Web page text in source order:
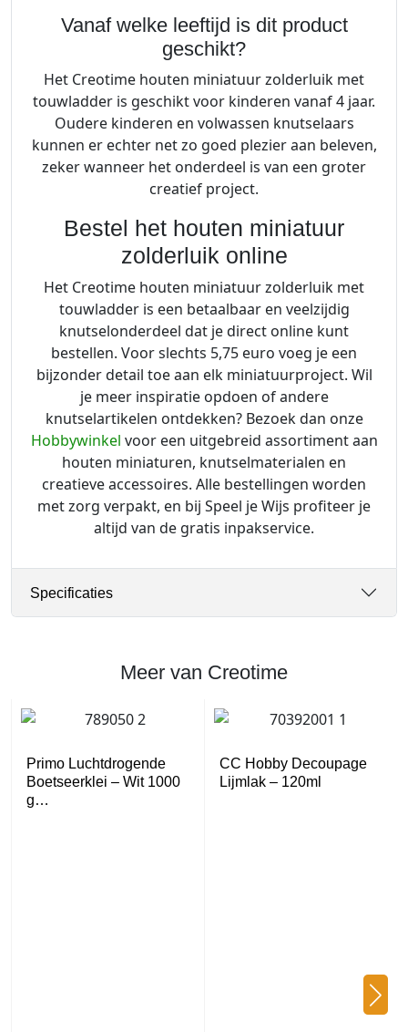
Vanaf welke leeftijd is dit product
geschikt?
Het Creotime houten miniatuur zolderluik met
touwladder is geschikt voor kinderen vanaf 4 jaar.
Oudere kinderen en volwassen knutselaars
kunnen er echter net zo goed plezier aan beleven,
zeker wanneer het onderdeel is van een groter
creatief project.
Bestel het houten miniatuur
zolderluik online
Het Creotime houten miniatuur zolderluik met
touwladder is een betaalbaar en veelzijdig
knutselonderdeel dat je direct online kunt
bestellen. Voor slechts 5,75 euro voeg je een
bijzonder detail toe aan elk miniatuurproject. Wil
je meer inspiratie opdoen of andere
knutselartikelen ontdekken? Bezoek dan onze
Hobbywinkel voor een uitgebreid assortiment aan
houten miniaturen, knutselmaterialen en
creatieve accessoires. Alle bestellingen worden
met zorg verpakt, en bij Speel je Wijs profiteer je
altijd van de gratis inpakservice.
Specificaties
Meer van Creotime
Primo Luchtdrogende
Boetseerklei – Wit 1000
g…
CC Hobby Decoupage
Lijmlak – 120ml